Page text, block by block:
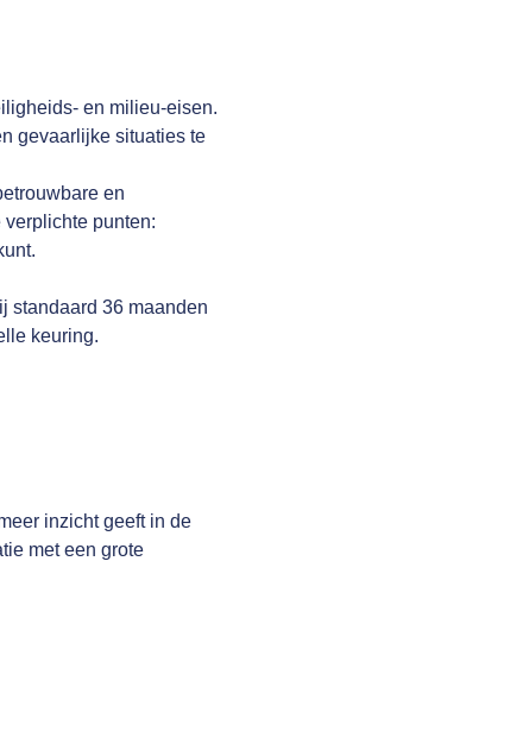
en milieu-eisen.
gevaarlijke situaties te
en
punten:
standaard 36 maanden
keuring.
inzicht geeft in de
met een grote